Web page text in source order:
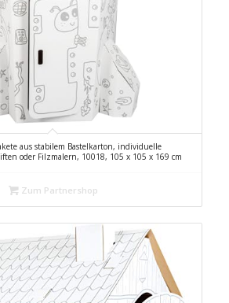
aus stabilem Bastelkarton, individuelle
oder Filzmalern, 10018, 105 x 105 x 169 cm
Zum Partnershop